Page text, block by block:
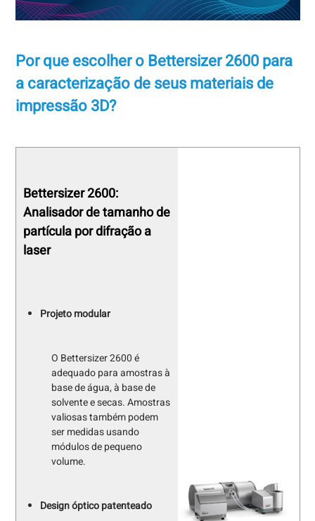
Por que escolher o Bettersizer 2600 para
a caracterização de seus materiais de
impressão 3D?
Bettersizer 2600:
Analisador de tamanho de
partícula por difração a
laser
Projeto modular
O Bettersizer 2600 é
adequado para amostras à
base de água, à base de
solvente e secas. Amostras
valiosas também podem
ser medidas usando
módulos de pequeno
volume.
Design óptico patenteado